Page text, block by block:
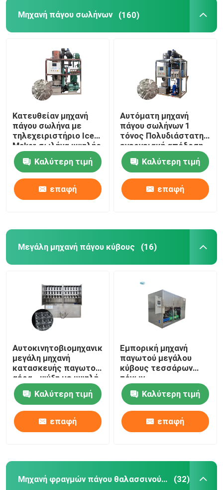
Μηχανή πάγου σωλήνων (160)
Κατευθείαν μηχανή
πάγου σωλήνα με
τηλεχειριστήριο Ice
Maker σωλήνα υψηλής
ταχύτητας
Καλύτερη τιμή
επαφή
Αυτόματη μηχανή
πάγου σωλήνων 1
τόνος Πολυδιάστατη
ενεργειακή απόδοση
Τυβώδης μηχανή
πάγουΚαλύτερη τιμή
επαφή
Μεγάλη μηχανή πάγου κύβους (16)
Αυτοκινητοβιομηχανική
μεγάλη μηχανή
κατασκευής παγωτού
αέρα - ψύξη με υψηλή
απόδοση
Καλύτερη τιμή
επαφή
Εμπορική μηχανή
παγωτού μεγάλου
κύβους τεσσάρων
τόνων
Καλύτερη τιμή
επαφή
Μηχανή φραγμών πάγου θαλασσινού νερού (32)